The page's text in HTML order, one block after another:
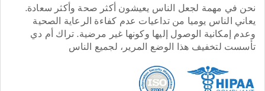
نحن في مهمة لجعل الناس يعيشون أكثر صحة وأكثر سعادة.
يعاني الناس يوميا من تداعيات عدم كفاءة الرعاية الصحية
وعدم إمكانية الوصول إليها وكونها غير مرضية. تراك أم دي
تأسست لتخفيف هذا الوضع المرير، لجميع الناس